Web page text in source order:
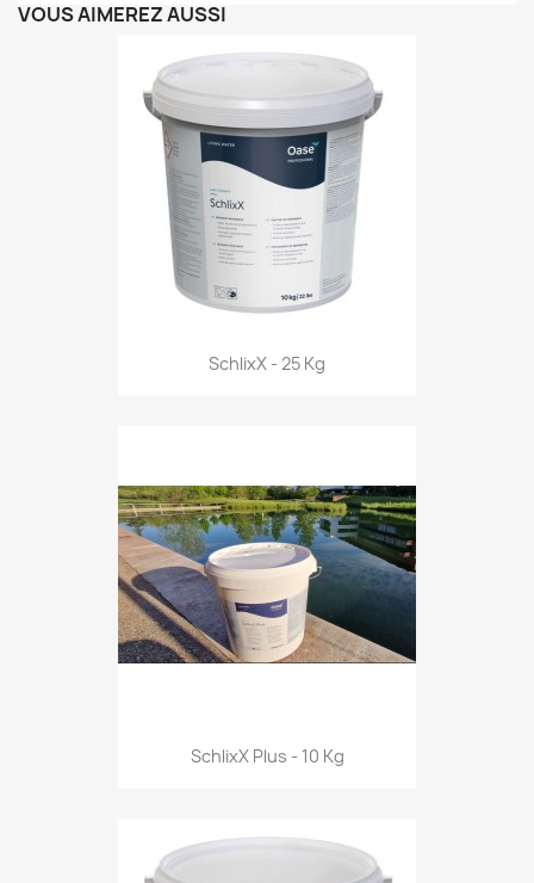
VOUS AIMEREZ AUSSI
SchlixX - 25 Kg
SchlixX Plus - 10 Kg